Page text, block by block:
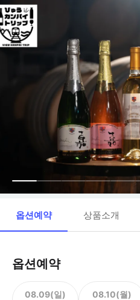
옵션예약 상품소개
옵션예약
08.09(일) 08.10(월)